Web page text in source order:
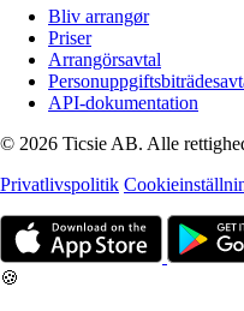
Bliv arrangør
Priser
Arrangörsavtal
API-dokumentation
© 2026 Ticsie AB. Alle
Privatlivspolitik
🍪